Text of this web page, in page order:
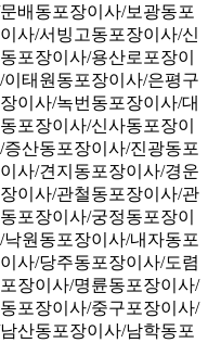
배동포장이사/보광동포
사/서빙고동포장이사/신
포장이사/용산로포장이
태원동포장이사/은평구
이사/녹번동포장이사/대
포장이사/신사동포장이
산동포장이사/진광동포
사/견지동포장이사/경운
이사/관철동포장이사/관
포장이사/궁정동포장이
원동포장이사/내자동포
사/당주동포장이사/도렴
장이사/명륜동포장이사/
포장이사/중구포장이사/
산동포장이사/남학동포